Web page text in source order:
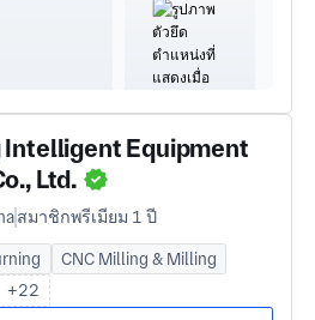
Intelligent Equipment
Ltd.
สมาชิกพรีเมียม 1 ปี
CNC Milling & Milling
+22